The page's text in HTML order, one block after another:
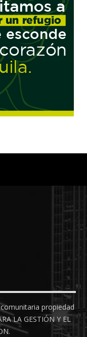
propiedad
LA GESTIÓN Y EL